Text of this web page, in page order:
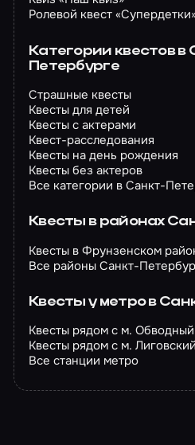
Ролевой квест
Категории квестов в
Петербурге
Страшные квесты
Квесты для детей
Квесты с актерами
Квест-расследования
Квесты на день рождения
Квесты без актеров
Все категории в Санкт-
Квесты в районах
Квесты в Фрунзенском
Все районы Санкт-
Квесты у метро в
Квесты рядом с м.
Квесты рядом с м.
Все станции метро